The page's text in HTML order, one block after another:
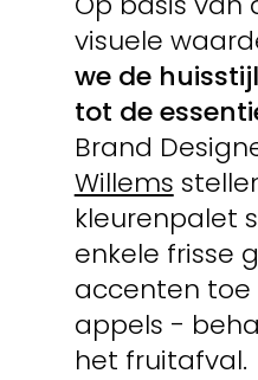
visuele
we de
tot de
Brand
Willems
kleurenpalet
enkele frisse
accenten toe
appels -
het fruitafval.